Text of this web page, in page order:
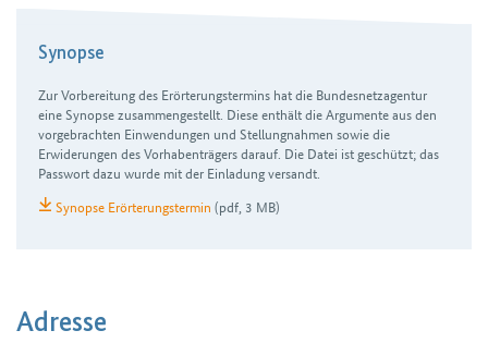
Synopse
Zur Vorbereitung des Erörterungs­termins hat die Bundes­netz­agentur
eine Synopse zusammen­gestellt. Diese enthält die Argumente aus den
vor­gebrachten Ein­wendungen und Stellung­nahmen sowie die
Erwiderungen des Vorhaben­trägers darauf. Die Datei ist geschützt; das
Passwort dazu wurde mit der Einladung versandt.
Synopse Erörterungstermin(pdf, 3 MB)
Adresse